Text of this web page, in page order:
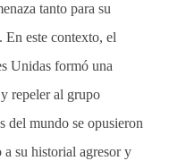
tanto para su
En este contexto, el
Unidas formó una
repeler al grupo
del mundo se opusieron
a su historial agresor y